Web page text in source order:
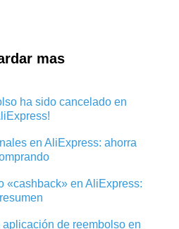
mas
ha sido cancelado en
en AliExpress: ahorra
«cashback» en AliExpress:
resumen
de reembolso en